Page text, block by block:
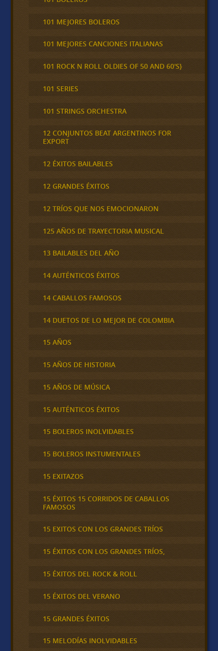
101 MEJORES BOLEROS
101 MEJORES CANCIONES ITALIANAS
101 ROCK N ROLL OLDIES OF 50 AND 60'S}
101 SERIES
101 STRINGS ORCHESTRA
12 CONJUNTOS BEAT ARGENTINOS FOR
EXPORT
12 ÉXITOS BAILABLES
12 GRANDES ÉXITOS
12 TRÍOS QUE NOS EMOCIONARON
125 AÑOS DE TRAYECTORIA MUSICAL
13 BAILABLES DEL AÑO
14 AUTÉNTICOS ÉXITOS
14 CABALLOS FAMOSOS
14 DUETOS DE LO MEJOR DE COLOMBIA
15 AÑOS
15 AÑOS DE HISTORIA
15 AÑOS DE MÚSICA
15 AUTÉNTICOS ÉXITOS
15 BOLEROS INOLVIDABLES
15 BOLEROS INSTUMENTALES
15 EXITAZOS
15 ÉXITOS 15 CORRIDOS DE CABALLOS
FAMOSOS
15 EXITOS CON LOS GRANDES TRÍOS
15 ÉXITOS CON LOS GRANDES TRÍOS,
15 ÉXITOS DEL ROCK & ROLL
15 ÉXITOS DEL VERANO
15 GRANDES ÉXITOS
15 MELODÍAS INOLVIDABLES